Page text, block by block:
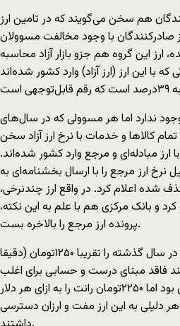
هم سخن می‌گويند که در تامين ارز
صادرکنندگان با وجود مخالفت مسوولان
ارز اين گروه هم جزو بازار آزاد محاسبه
با اين ارز (ارز آزاد) وارد کشور شده‌اند
ندارد اما هر مسوولی که در سال‌های
تمام کالاها و خدمات با نرخ ارز آزاد سخن
مبادله‌ای و مرجع وارد کشور شده‌اند.
نرخ ارز مرجع را با ارسال بخشنامه‌ای به
شده اعلام کرد. در واقع ارز چندنرخی،
کرد و بانک مرکزی هم با علم به اين نکته،
پرونده ارز مرجع را بالاخره بست.
بانک مرکزی قيمت ارز مرجع در سال گذشته را تقريبا ۱۲۵۰تومان (دقيقا
فاقد مبنای درست و حسابی برای اغلب
فعالان و کارشناسان اقتصادی بود اما ۲۲۵۰تومان رانت را به ازای هر دلار
هر دليلی به اين ارز مفت و ارزان دسترسی